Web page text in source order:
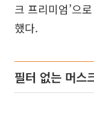
크 프리미엄’으
했다.
필터 없는 머스